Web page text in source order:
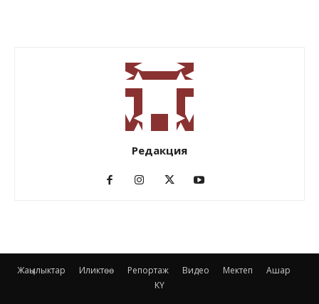
Редакция
Жаңылыктар Иликтөө Репортаж Видео Мектеп
Ашар
KY